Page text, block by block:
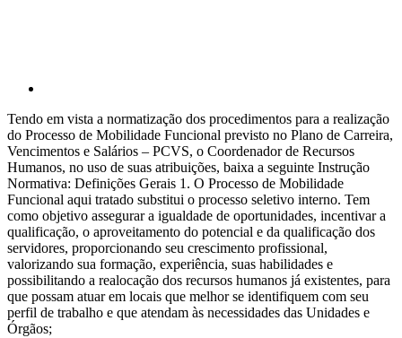
Tendo em vista a normatização dos procedimentos para a realização
do Processo de Mobilidade Funcional previsto no Plano de Carreira,
Vencimentos e Salários – PCVS, o Coordenador de Recursos
Humanos, no uso de suas atribuições, baixa a seguinte Instrução
Normativa: Definições Gerais 1. O Processo de Mobilidade
Funcional aqui tratado substitui o processo seletivo interno. Tem
como objetivo assegurar a igualdade de oportunidades, incentivar a
qualificação, o aproveitamento do potencial e da qualificação dos
servidores, proporcionando seu crescimento profissional,
valorizando sua formação, experiência, suas habilidades e
possibilitando a realocação dos recursos humanos já existentes, para
que possam atuar em locais que melhor se identifiquem com seu
perfil de trabalho e que atendam às necessidades das Unidades e
Órgãos;